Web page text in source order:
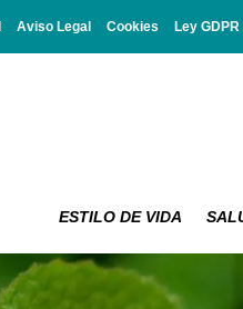
Aviso Legal Cookies Ley GDPR
ESTILO DE VIDA